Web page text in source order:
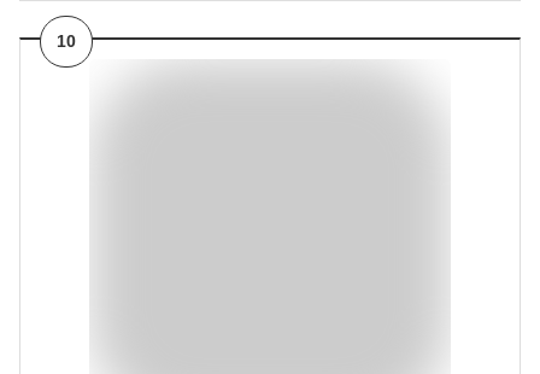
10